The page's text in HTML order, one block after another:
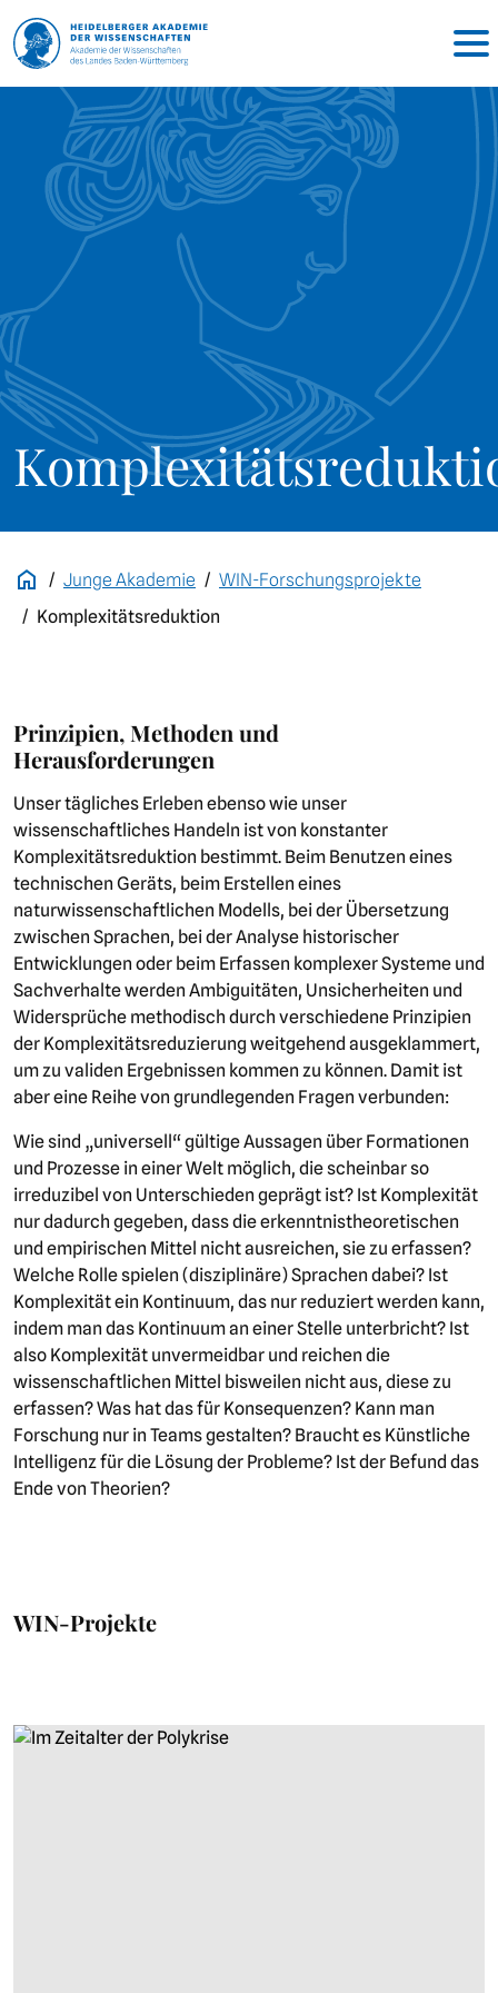
Junge Akademie
WIN-Forschungsprojekte
Komplexitätsreduktion
Prinzipien, Methoden und
Herausforderungen
Unser tägliches Erleben ebenso wie unser
wissenschaftliches Handeln ist von konstanter
Komplexitätsreduktion bestimmt. Beim Benutzen eines
technischen Geräts, beim Erstellen eines
naturwissenschaftlichen Modells, bei der Übersetzung
zwischen Sprachen, bei der Analyse historischer
Entwicklungen oder beim Erfassen komplexer Systeme und
Sachverhalte werden Ambiguitäten, Unsicherheiten und
Widersprüche methodisch durch verschiedene Prinzipien
der Komplexitätsreduzierung weitgehend ausgeklammert,
um zu validen Ergebnissen kommen zu können. Damit ist
aber eine Reihe von grundlegenden Fragen verbunden:
Wie sind „universell“ gültige Aussagen über Formationen
und Prozesse in einer Welt möglich, die scheinbar so
irreduzibel von Unterschieden geprägt ist? Ist Komplexität
nur dadurch gegeben, dass die erkenntnistheoretischen
und empirischen Mittel nicht ausreichen, sie zu erfassen?
Welche Rolle spielen (disziplinäre) Sprachen dabei? Ist
Komplexität ein Kontinuum, das nur reduziert werden kann,
indem man das Kontinuum an einer Stelle unterbricht? Ist
also Komplexität unvermeidbar und reichen die
wissenschaftlichen Mittel bisweilen nicht aus, diese zu
erfassen? Was hat das für Konsequenzen? Kann man
Forschung nur in Teams gestalten? Braucht es Künstliche
Intelligenz für die Lösung der Probleme? Ist der Befund das
Ende von Theorien?
WIN-Projekte